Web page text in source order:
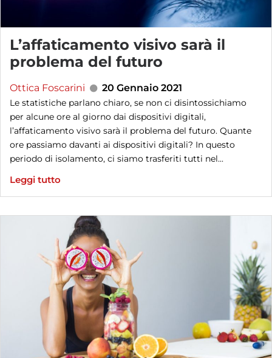
L’affaticamento visivo sarà il
problema del futuro
Ottica Foscarini 20 Gennaio 2021
Le statistiche parlano chiaro, se non ci disintossichiamo
per alcune ore al giorno dai dispositivi digitali,
l’affaticamento visivo sarà il problema del futuro. Quante
ore passiamo davanti ai dispositivi digitali? In questo
periodo di isolamento, ci siamo trasferiti tutti nel...
Leggi tutto